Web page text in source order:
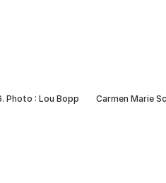
Photo : Lou Bopp Carmen Marie